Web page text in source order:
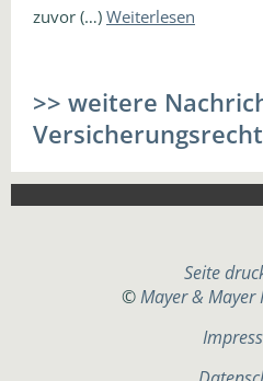
zuvor (…) Weiterlesen
>> weitere
Versicherungsrecht
Seite
©Mayer & Mayer